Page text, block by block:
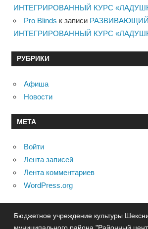
ИНТЕГРИРОВАННЫЙ КУРС
Pro Blinds к записи РАЗВИВАЮЩИЙ
ИНТЕГРИРОВАННЫЙ КУРС
РУБРИКИ
Афиша
Новости
МЕТА
Войти
Лента записей
Лента комментариев
WordPress.org
Бюджетное учреждение культуры